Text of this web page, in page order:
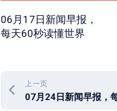
06月17日新闻早报，
每天60秒读懂世界
上一页